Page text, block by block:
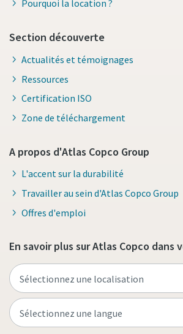
Pourquoi la location ?
Section découverte
Actualités et témoignages
Ressources
Certification ISO
Zone de téléchargement
A propos d'Atlas Copco Group
L'accent sur la durabilité
Travailler au sein d'Atlas Copco Group
Offres d'emploi
En savoir plus sur Atlas Copco dans